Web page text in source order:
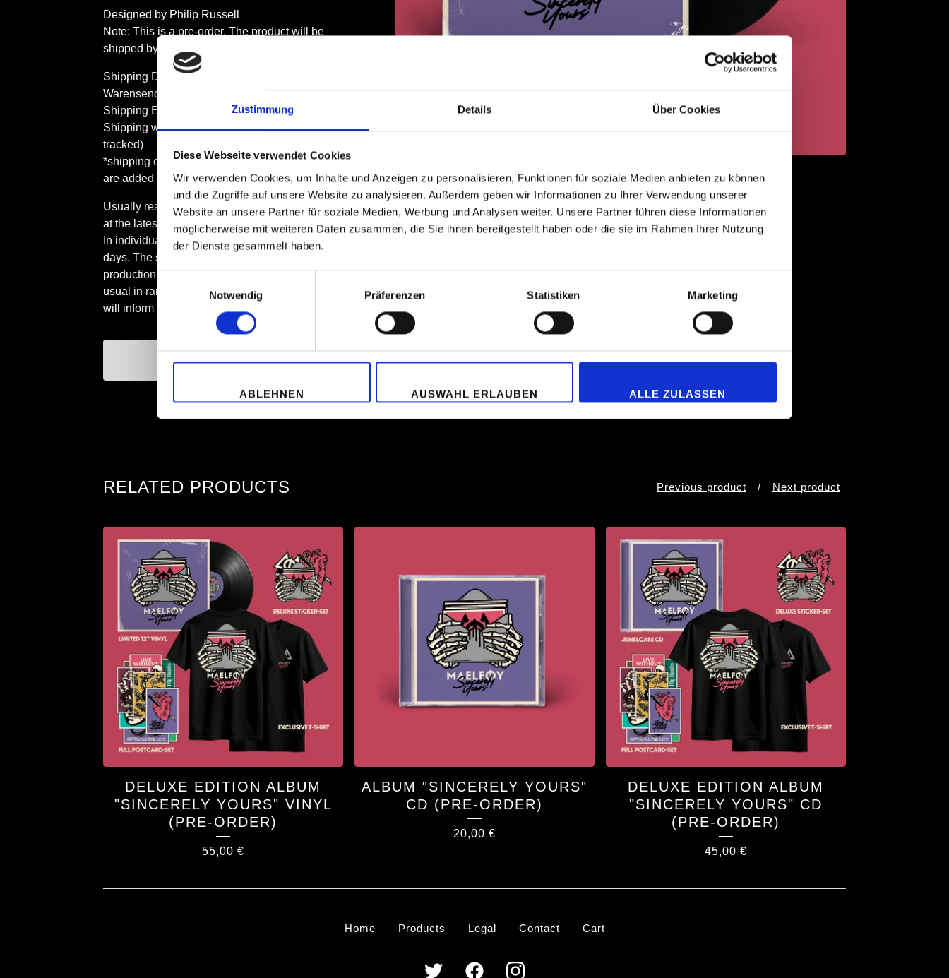
Zustimmung Details Über Cookies
Diese Webseite verwendet Cookies
Wir verwenden Cookies, um Inhalte und Anzeigen zu personalisieren, Funktionen für soziale Medien anbieten zu können
und die Zugriffe auf unsere Website zu analysieren. Außerdem geben wir Informationen zu Ihrer Verwendung unserer
Website an unsere Partner für soziale Medien, Werbung und Analysen weiter. Unsere Partner führen diese Informationen
möglicherweise mit weiteren Daten zusammen, die Sie ihnen bereitgestellt haben oder die sie im Rahmen Ihrer Nutzung
der Dienste gesammelt haben.
Notwendig
Präferenzen Statistiken Marketing
ABLEHNEN AUSWAHL ERLAUBEN ALLE ZULASSEN
Designed by Philip Russell
Note: This is a pre-order. The product will be
shipped by Sept 18th 2026.
Shipping DE: 4,90 € (Deutsche Post
Warensendung)
Shipping EU: 15 € (DHL package XS, tracked)
Shipping worldwide: 30 € (DHL package XS,
tracked)
*shipping costs might increase if more products
are added to the order
Usually ready for dispatch within 5 working days
at the latest.
In individual cases, shipping may take up to 10
days. The shop is run in DIY by us, so that
production and shipping may take longer than
usual in rare cases. Should this case occur, we
will inform the customers immediately.
ADD TO CART
RELATED PRODUCTS Previous product Next product
DELUXE EDITION ALBUM
"SINCERELY YOURS" VINYL
(PRE-ORDER)
55,00 €
ALBUM "SINCERELY YOURS"
CD (PRE-ORDER)
20,00 €
DELUXE EDITION ALBUM
"SINCERELY YOURS" CD
(PRE-ORDER)
45,00 €
Home Products Legal Contact Cart